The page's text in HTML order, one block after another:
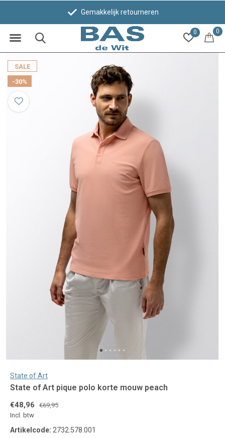
0 0
Gemakkelijk retourneren
SALE
-30%
State of Art
State of Art pique polo korte mouw peach
€48,96
€69,95
Incl. btw
Artikelcode: 2732.578.001